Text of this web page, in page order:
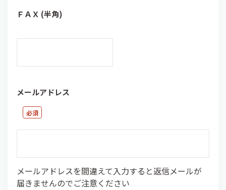
ＦＡＸ (半角)
メールアドレス
メールアドレスを間違えて入力すると返信メールが
届きませんのでご注意ください